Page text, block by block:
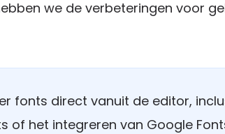
we de verbeteringen voor
fonts direct vanuit de editor,
of het integreren van Google